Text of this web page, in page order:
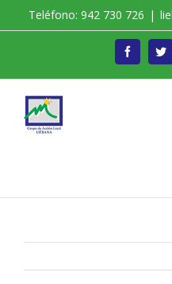
Teléfono: 942 730 726 |
Facebook